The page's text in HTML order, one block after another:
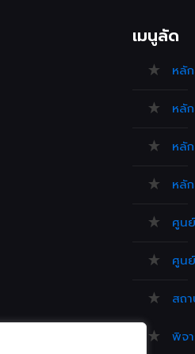
เมนูลัด
หลั
หลั
หลั
หลั
ศูน
ศูน
สถ
พิจ